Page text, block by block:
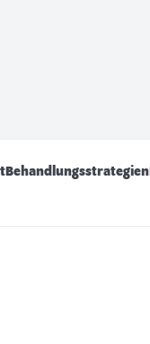
Behandlungsstrategien